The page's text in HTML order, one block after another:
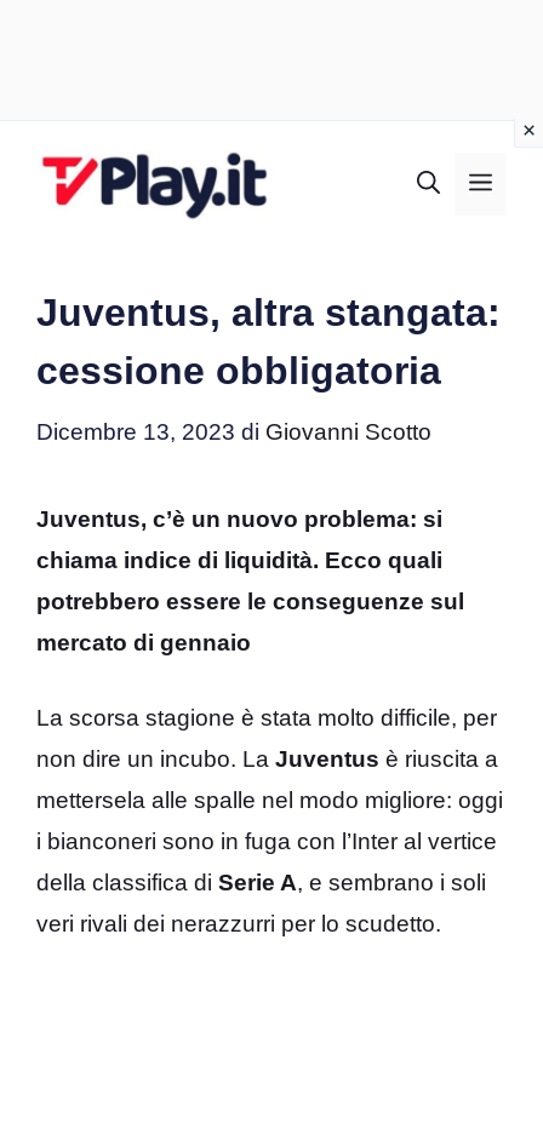
Juventus, altra stangata:
cessione obbligatoria
Dicembre 13, 2023 di Giovanni Scotto
Juventus, c’è un nuovo problema: si
chiama indice di liquidità. Ecco quali
potrebbero essere le conseguenze sul
mercato di gennaio
La scorsa stagione è stata molto difficile, per
non dire un incubo. La Juventus è riuscita a
mettersela alle spalle nel modo migliore: oggi
i bianconeri sono in fuga con l’Inter al vertice
della classifica di Serie A, e sembrano i soli
veri rivali dei nerazzurri per lo scudetto.